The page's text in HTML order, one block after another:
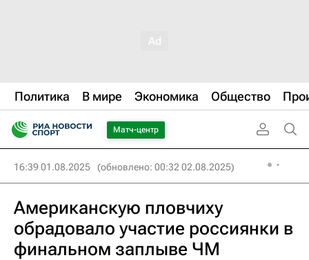
Политика В мире Экономика Общество
Матч-центр
16:39 01.08.2025 (обновлено: 00:32 02.08.2025)
Американскую пловчиху
обрадовало участие россиянки в
финальном заплыве ЧМ